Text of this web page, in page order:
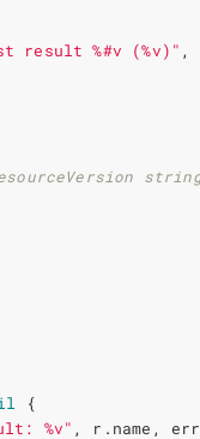
result %#v (%v)" ,
{
%v" , r . name , err